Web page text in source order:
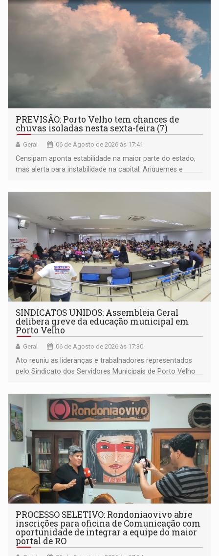
PREVISÃO: Porto Velho tem chances de
chuvas isoladas nesta sexta-feira (7)
Geral 06 de Agosto de 2026 às 17:41
Censipam aponta estabilidade na maior parte do estado,
mas alerta para instabilidade na capital, Ariquemes e
SINDICATOS UNIDOS: Assembleia Geral
delibera greve da educação municipal em
Porto Velho
Geral 06 de Agosto de 2026 às 17:30
Ato reuniu as lideranças e trabalhadores representados
pelo Sindicato dos Servidores Municipais de Porto Velho
PROCESSO SELETIVO: Rondoniaovivo abre
inscrições para oficina de Comunicação com
oportunidade de integrar a equipe do maior
portal de RO